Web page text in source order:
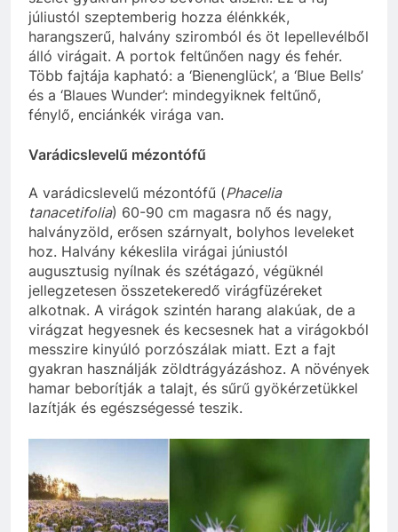
júliustól szeptemberig hozza élénkkék,
harangszerű, halvány sziromból és öt lepellevélből
álló virágait. A portok feltűnően nagy és fehér.
Több fajtája kapható: a ‘Bienenglück’, a ‘Blue Bells’
és a ‘Blaues Wunder’: mindegyiknek feltűnő,
fénylő, enciánkék virága van.
Varádicslevelű mézontófű
A varádicslevelű mézontófű (Phacelia
tanacetifolia) 60-90 cm magasra nő és nagy,
halványzöld, erősen szárnyalt, bolyhos leveleket
hoz. Halvány kékeslila virágai júniustól
augusztusig nyílnak és szétágazó, végüknél
jellegzetesen összetekeredő virágfüzéreket
alkotnak. A virágok szintén harang alakúak, de a
virágzat hegyesnek és kecsesnek hat a virágokból
messzire kinyúló porzószálak miatt. Ezt a fajt
gyakran használják zöldtrágyázáshoz. A növények
hamar beborítják a talajt, és sűrű gyökérzetükkel
lazítják és egészségessé teszik.